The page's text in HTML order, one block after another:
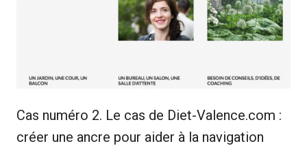
Cas numéro 2. Le cas de Diet-Valence.com :
créer une ancre pour aider à la navigation